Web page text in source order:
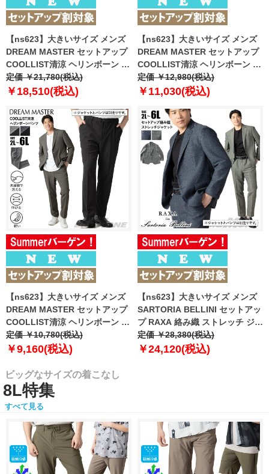
【ns623】大きいサイズ メンズ
DREAM MASTER セットアップ
COOLLIST清涼 ヘリンボーン ス
トレッチ ジャケット 軽量 ウォッ
シャブル スマリラ 春夏新作
定価 ￥21,780(税込)
￥18,510(税込)
【ns623】大きいサイズ メンズ
DREAM MASTER セットアップ
COOLLIST清涼 ヘリンボーン ス
トレッチ ノーカラー ジャケット
軽量 ウォッシャブル スマリラ 春
定価 ￥12,980(税込)
￥11,030(税込)
【ns623】大きいサイズ メンズ
DREAM MASTER セットアップ
COOLLIST清涼 ヘリンボーン ス
トレッチ パンツ 軽量 ウォッシャ
ブル スマリラ 春夏新作
定価 ￥10,780(税込)
￥9,160(税込)
【ns623】大きいサイズ メンズ
SARTORIA BELLINI セットアッ
プ RAXA 絡み織 ストレッチ ジャ
ケット 春夏新作 tzjk-33b
【fre】
定価 ￥28,380(税込)
￥24,120(税込)
ビッグなサイズの着こなし
8L特集
すべて見る